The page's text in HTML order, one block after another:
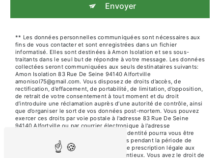
Envoyer
** Les données personnelles communiquées sont nécessaires aux
fins de vous contacter et sont enregistrées dans un fichier
informatisé. Elles sont destinées à Amon Isolation et ses sous-
traitants dans le seul but de répondre à votre message. Les données
collectées seront communiquées aux seuls destinataires suivants:
Amon Isolation 83 Rue De Seine 94140 Alfortville
amonisol75@gmail.com. Vous disposez de droits d’accès, de
rectification, d’effacement, de portabilité, de limitation, d’opposition,
de retrait de votre consentement à tout moment et du droit
d’introduire une réclamation auprès d’une autorité de contrôle, ainsi
que d’organiser le sort de vos données post-mortem. Vous pouvez
exercer ces droits par voie postale à l'adresse 83 Rue De Seine
94140 Alfortville ou par courrier électronique à l'adresse
amonisol75@gmail.com. Un justificatif d'identité pourra vous être
demandé. Nous conservons vos données pendant la période de
prise de contact puis pendant la durée de prescription légale aux
fins probatoires et de gestion des contentieux. Vous avez le droit de